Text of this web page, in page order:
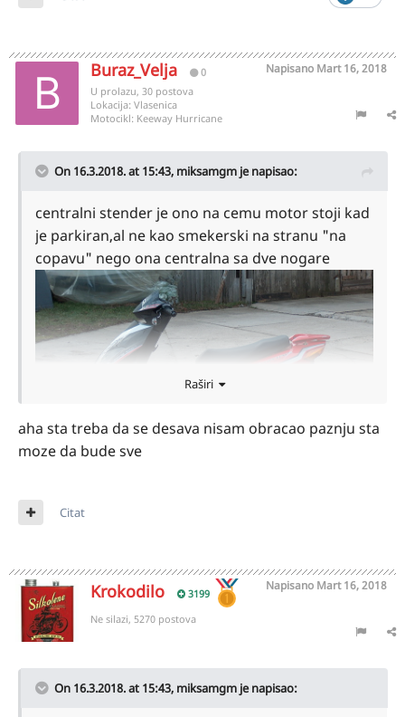
Buraz_Velja 0 Napisano Mart 16, 2018
U prolazu, 30 postova
Lokacija: Vlasenica
Motocikl: Keeway Hurricane
On 16.3.2018. at 15:43, miksamgm je napisao:
centralni stender je ono na cemu motor stoji kad
je parkiran,al ne kao smekerski na stranu "na
copavu" nego ona centralna sa dve nogare
Raširi
aha sta treba da se desava nisam obracao paznju sta
moze da bude sve
Citat
Krokodilo 3199
Napisano Mart 16, 2018
Ne silazi, 5270 postova
On 16.3.2018. at 15:43, miksamgm je napisao: